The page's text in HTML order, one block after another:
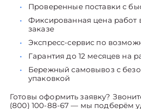
Проверенные поставки с
Фиксированная цена работ
заказе
Экспресс-сервис по
Гарантия до 12 месяцев на
Бережный самовывоз с
упаковкой
Готовы оформить заявку?
(800) 100-88-67 — мы подберём